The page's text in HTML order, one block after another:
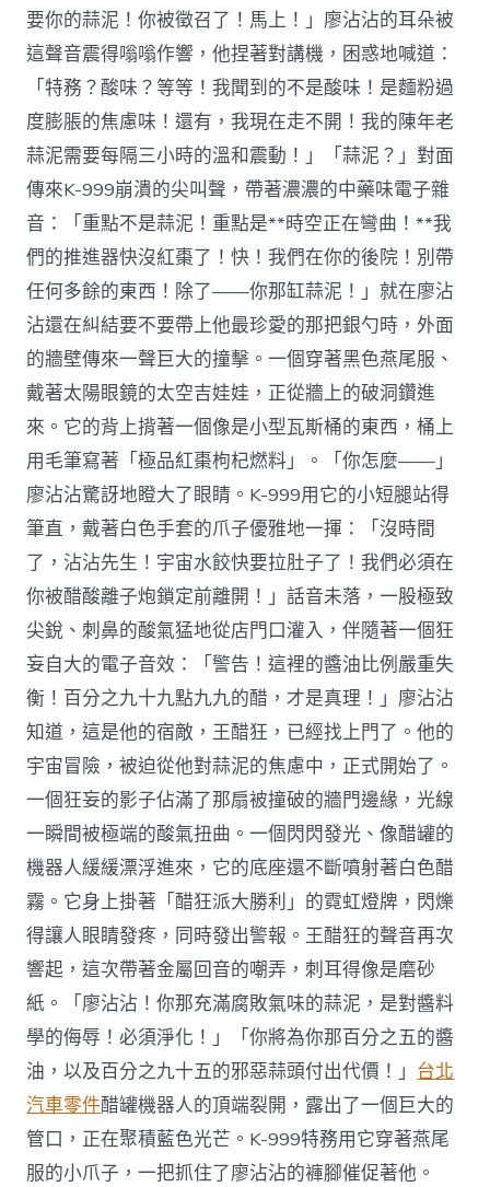
要你的蒜泥！你被徵召了！馬上！」廖沾沾的耳朵被
這聲音震得嗡嗡作響，他捏著對講機，困惑地喊道：
「特務？酸味？等等！我聞到的不是酸味！是麵粉過
度膨脹的焦慮味！還有，我現在走不開！我的陳年老
蒜泥需要每隔三小時的溫和震動！」「蒜泥？」對面
傳來K-999崩潰的尖叫聲，帶著濃濃的中藥味電子雜
音：「重點不是蒜泥！重點是**時空正在彎曲！**我
們的推進器快沒紅棗了！快！我們在你的後院！別帶
任何多餘的東西！除了——你那缸蒜泥！」就在廖沾
沾還在糾結要不要帶上他最珍愛的那把銀勺時，外面
的牆壁傳來一聲巨大的撞擊。一個穿著黑色燕尾服、
戴著太陽眼鏡的太空吉娃娃，正從牆上的破洞鑽進
來。它的背上揹著一個像是小型瓦斯桶的東西，桶上
用毛筆寫著「極品紅棗枸杞燃料」。「你怎麼——」
廖沾沾驚訝地瞪大了眼睛。K-999用它的小短腿站得
筆直，戴著白色手套的爪子優雅地一揮：「沒時間
了，沾沾先生！宇宙水餃快要拉肚子了！我們必須在
你被醋酸離子炮鎖定前離開！」話音未落，一股極致
尖銳、刺鼻的酸氣猛地從店門口灌入，伴隨著一個狂
妄自大的電子音效：「警告！這裡的醬油比例嚴重失
衡！百分之九十九點九九的醋，才是真理！」廖沾沾
知道，這是他的宿敵，王醋狂，已經找上門了。他的
宇宙冒險，被迫從他對蒜泥的焦慮中，正式開始了。
一個狂妄的影子佔滿了那扇被撞破的牆門邊緣，光線
一瞬間被極端的酸氣扭曲。一個閃閃發光、像醋罐的
機器人緩緩漂浮進來，它的底座還不斷噴射著白色醋
霧。它身上掛著「醋狂派大勝利」的霓虹燈牌，閃爍
得讓人眼睛發疼，同時發出警報。王醋狂的聲音再次
響起，這次帶著金屬回音的嘲弄，刺耳得像是磨砂
紙。「廖沾沾！你那充滿腐敗氣味的蒜泥，是對醬料
學的侮辱！必須淨化！」「你將為你那百分之五的醬
油，以及百分之九十五的邪惡蒜頭付出代價！」 台北
汽車零件醋罐機器人的頂端裂開，露出了一個巨大的
管口，正在聚積藍色光芒。K-999特務用它穿著燕尾
服的小爪子，一把抓住了廖沾沾的褲腳催促著他。